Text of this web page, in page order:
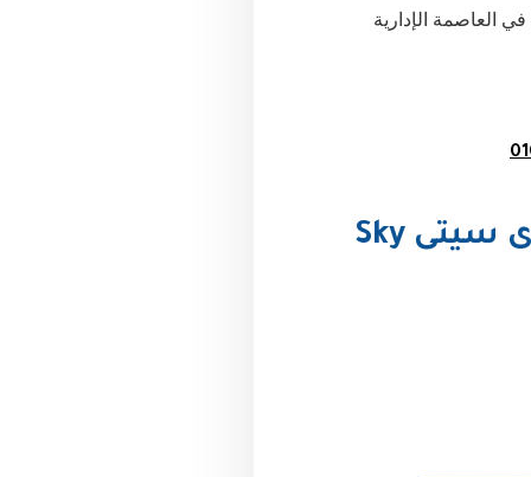
تتطلق شركة بيراميدز مشروع مدينة السحاب سكاى سيتى Sky